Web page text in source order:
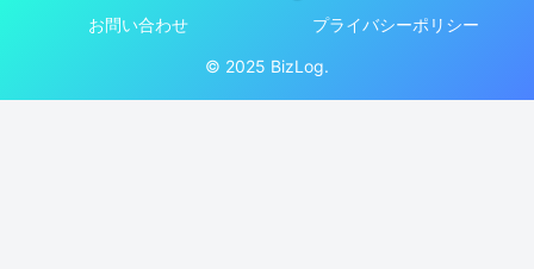
お問い合わせ プライバシーポリシー
© 2025 BizLog.